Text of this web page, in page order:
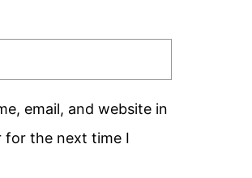
email, and website in
for the next time I